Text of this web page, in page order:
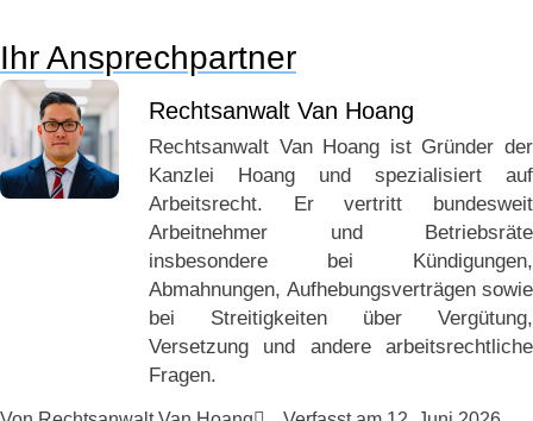
Ihr Ansprechpartner
Rechtsanwalt Van Hoang
Rechtsanwalt Van Hoang ist Gründer der
Kanzlei Hoang und spezialisiert auf
Arbeitsrecht. Er vertritt bundesweit
Arbeitnehmer und Betriebsräte
insbesondere bei Kündigungen,
Abmahnungen, Aufhebungsverträgen sowie
bei Streitigkeiten über Vergütung,
Versetzung und andere arbeitsrechtliche
Fragen.